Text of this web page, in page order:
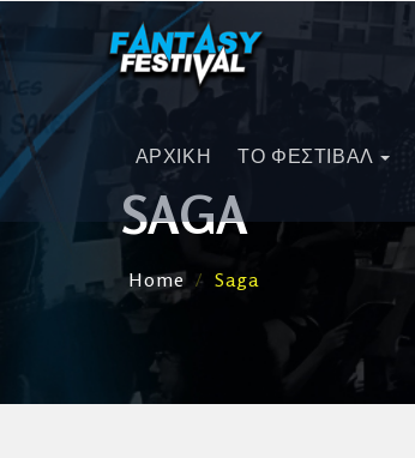
ΑΡΧΙΚΗ ΤΟ ΦΕΣΤΙΒΑΛ
SAGA
Home Saga